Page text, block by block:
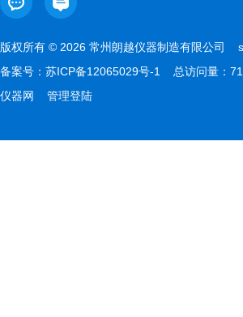
版权所有 © 2026 常州朗越仪器制造有限公司
备案号： 苏ICP备12065029号-1 总访问量：
仪器网
管理登陆